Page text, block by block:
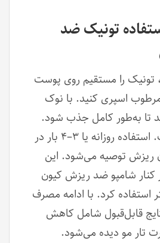
تونیک ضد
تونیک را مستقیم روی پوست
اسپری کنید. با نوک
تا به‌طور کامل جذب شود.
شستشو لازم نیست. استفاده روزانه یا ۳–۴ بار در
ریزش توصیه می‌شود. این
کنار شامپو ضد ریزش کیون
استفاده کرد. با ادامه مصرف
نتایج قابل‌قبول شامل کاهش
تار مو دیده می‌شود.